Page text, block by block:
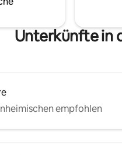
Unterkünfte in
empfohlen